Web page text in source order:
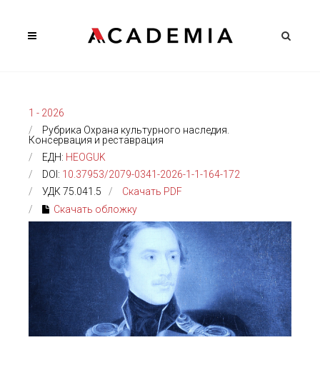
1 - 2026
Рубрика Охрана культурного наследия.
Консервация и реставрация
ЕДН: HEOGUK
DOI: 10.37953/2079-0341-2026-1-1-164-172
УДК 75.041.5
Скачать PDF
Скачать обложку